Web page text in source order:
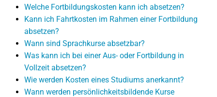
Welche Fortbildungskosten kann ich absetzen?
Kann ich Fahrtkosten im Rahmen einer Fortbildung
absetzen?
Wann sind Sprachkurse absetzbar?
Was kann ich bei einer Aus- oder Fortbildung in
Vollzeit absetzen?
Wie werden Kosten eines Studiums anerkannt?
Wann werden persönlichkeitsbildende Kurse